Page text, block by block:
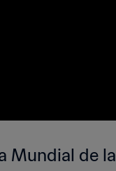
Mundial de la